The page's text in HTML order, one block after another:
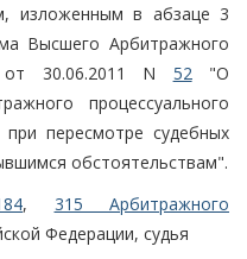
изложенным в абзаце 3
Высшего Арбитражного
от 30.06.2011 N 52 "О
процессуального
пересмотре судебных
обстоятельствам".
, 315 Арбитражного
Федерации, судья